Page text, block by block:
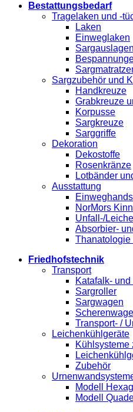
Bestattungsbedarf
Tragelaken und -
Laken
Einweglaken
Sargauslagen
Sargzubehör und
Handkreuze
Grabkreuze
Korpusse
Sargkreuze
Sarggriffe
Dekoration
Dekostoffe
Rosenkränze
Lotbänder
Ausstattung
NorMors
Unfall-/
Absorbier-
Thanatologie
Friedhofstechnik
Transport
Katafalk-
Sargroller
Sargwagen
Transport- /
Leichenkühlgeräte
Kühlsysteme
Zubehör
Modell
Modell